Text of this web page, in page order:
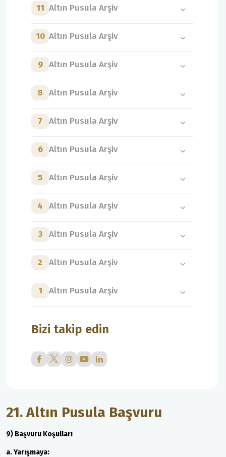
21. Altın Pusula Başvuru
9) Başvuru Koşulları
a. Yarışmaya:
11 Altın Pusula Arşiv
10 Altın Pusula Arşiv
9 Altın Pusula Arşiv
8 Altın Pusula Arşiv
7 Altın Pusula Arşiv
6 Altın Pusula Arşiv
5 Altın Pusula Arşiv
4 Altın Pusula Arşiv
3 Altın Pusula Arşiv
2 Altın Pusula Arşiv
1 Altın Pusula Arşiv
Bizi takip edin